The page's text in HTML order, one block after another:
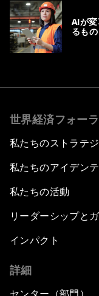
AIが
るも
世界経済フォー
私たちのストラテ
私たちのアイデン
私たちの活動
リーダーシップと
インパクト
詳細